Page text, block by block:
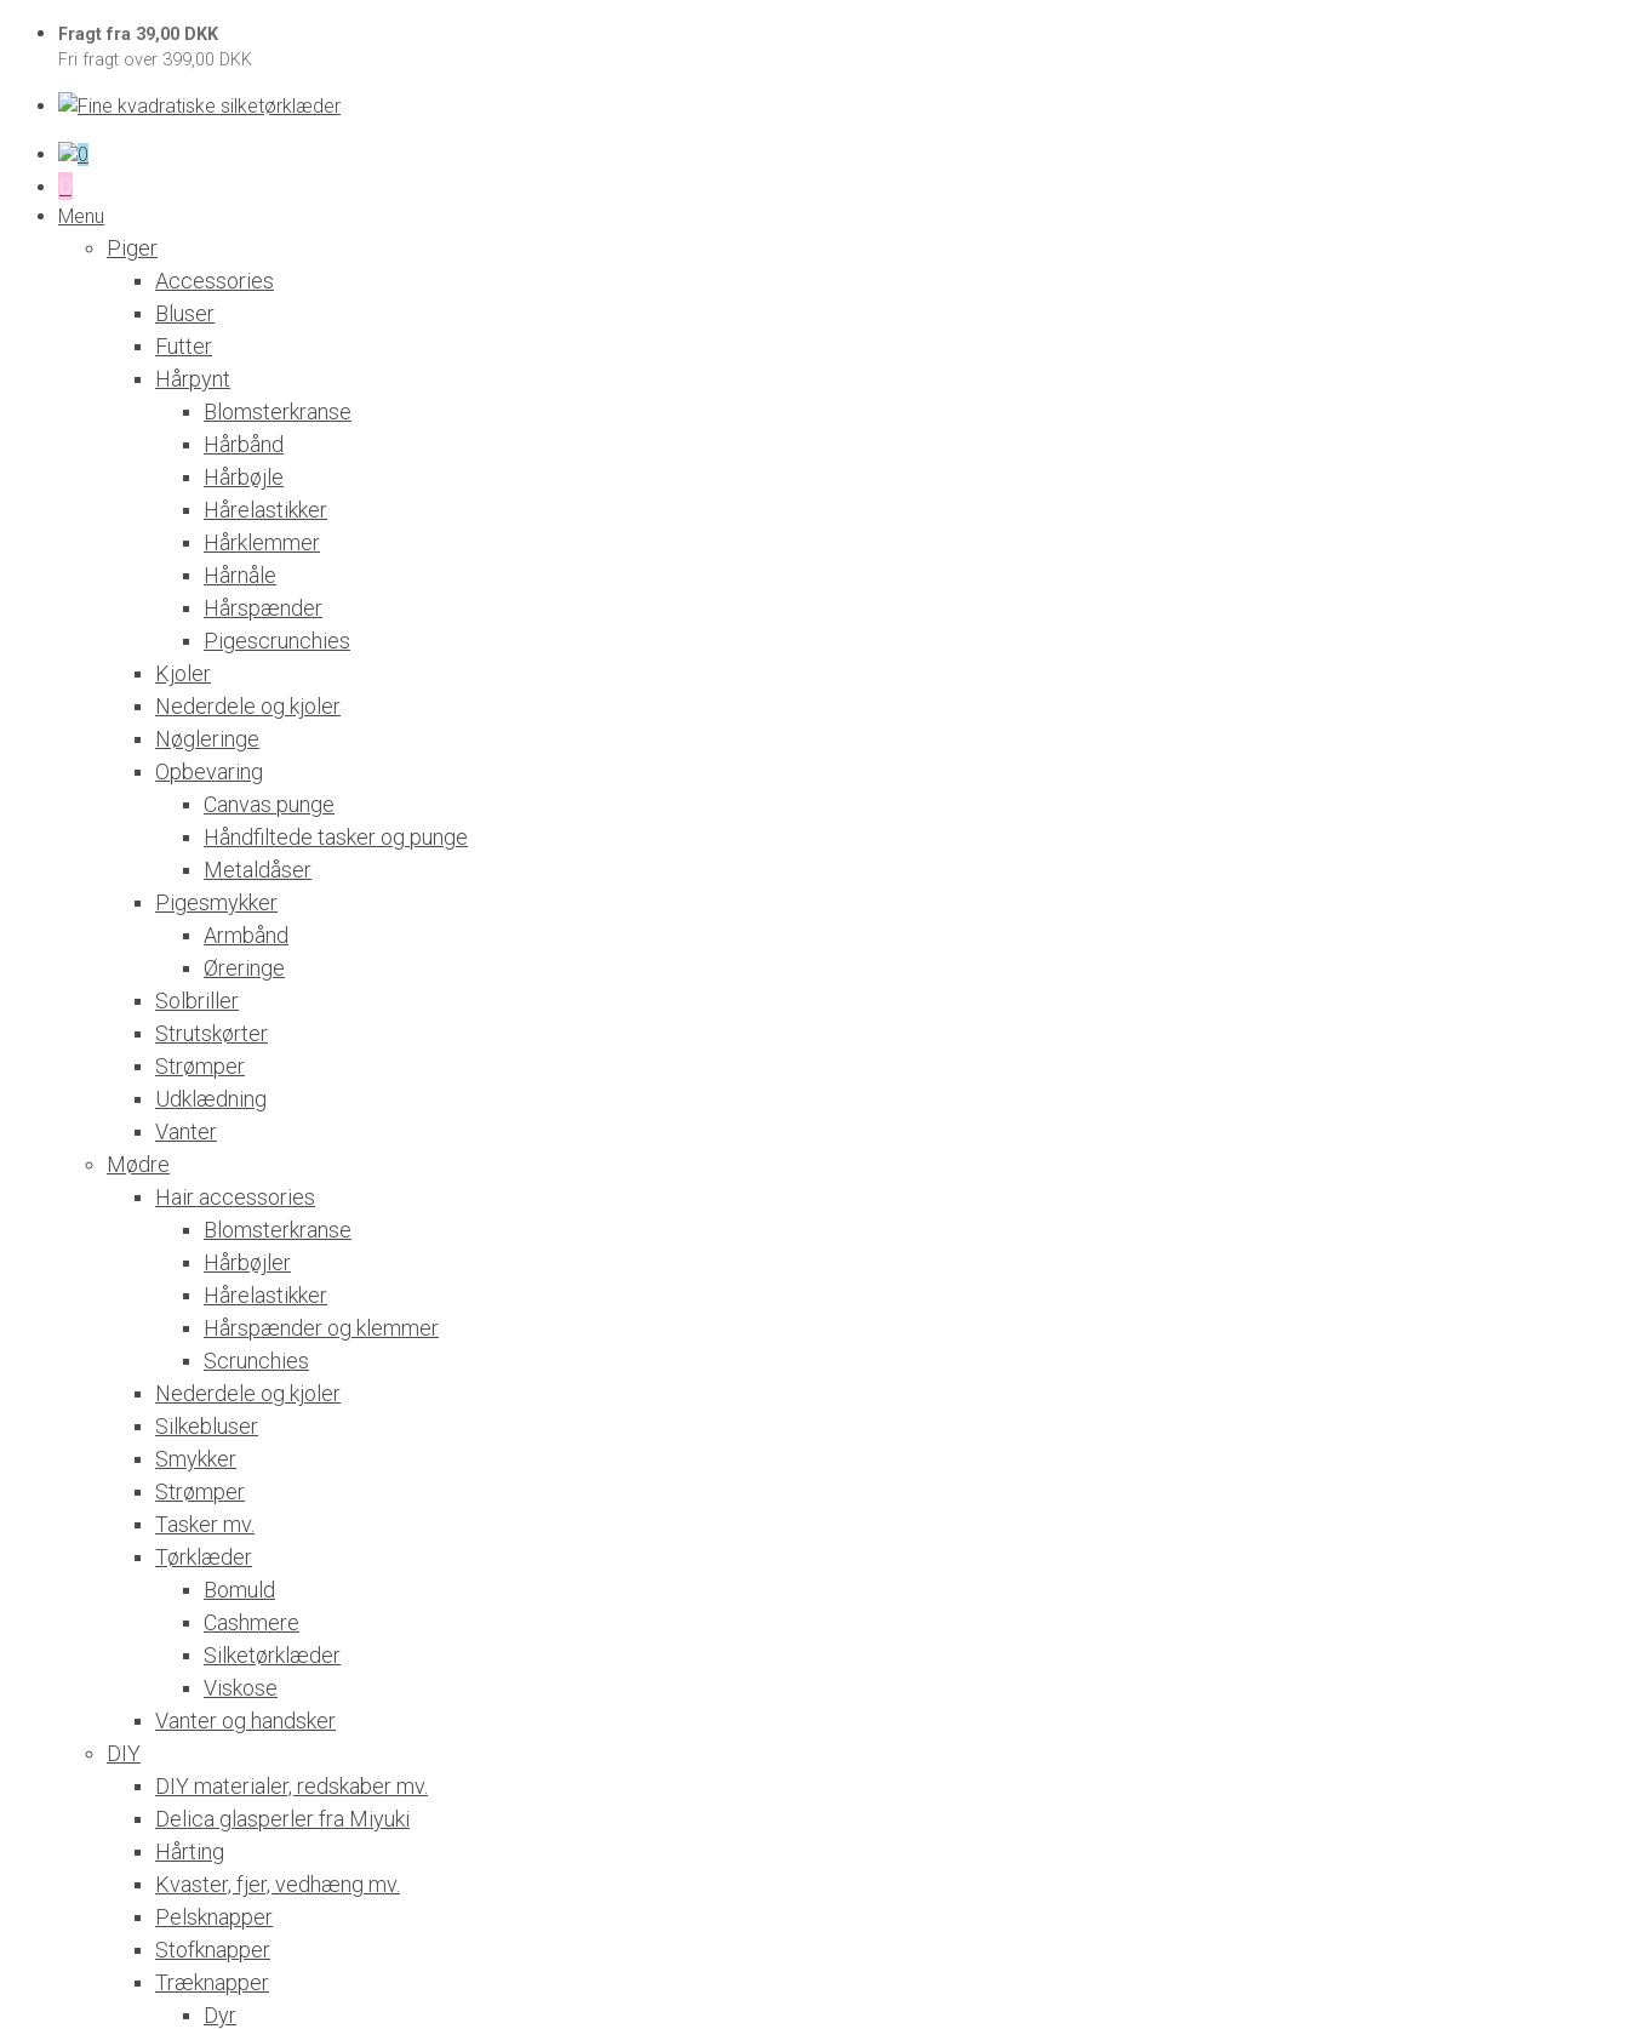
Fragt fra 39,00 DKK
Fri fragt over 399,00 DKK
0
0
Menu
Piger
Accessories
Bluser
Futter
Hårpynt
Blomsterkranse
Hårbånd
Hårbøjle
Hårelastikker
Hårklemmer
Hårnåle
Hårspænder
Pigescrunchies
Kjoler
Nederdele og kjoler
Nøgleringe
Opbevaring
Canvas punge
Håndfiltede tasker og punge
Metaldåser
Pigesmykker
Armbånd
Øreringe
Solbriller
Strutskørter
Strømper
Udklædning
Vanter
Mødre
Hair accessories
Blomsterkranse
Hårbøjler
Hårelastikker
Hårspænder og klemmer
Scrunchies
Nederdele og kjoler
Silkebluser
Smykker
Strømper
Tasker mv.
Tørklæder
Bomuld
Cashmere
Silketørklæder
Viskose
Vanter og handsker
DIY
DIY materialer, redskaber mv.
Delica glasperler fra Miyuki
Hårting
Kvaster, fjer, vedhæng mv.
Pelsknapper
Stofknapper
Træknapper
Dyr